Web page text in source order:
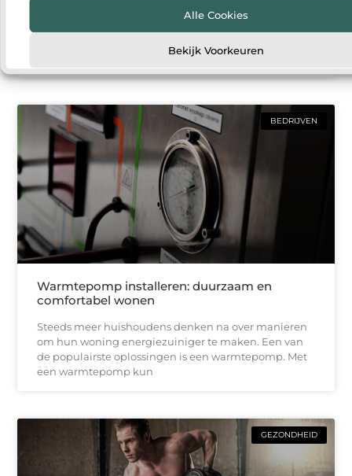
Alle Cookies
Bekijk Voorkeuren
Een uitvaart regelen is een emotionele en vaak
BEDRIJVEN
Warmtepomp installeren: duurzaam en
comfortabel wonen
Steeds meer huishoudens denken na over manieren
om hun woning energiezuiniger te maken. Een van
de populairste oplossingen is een warmtepomp. Met
een warmtepomp kun
GEZONDHEID